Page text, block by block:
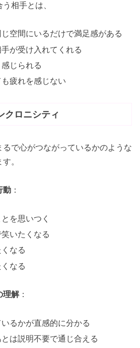
相手とは、
空間にいるだけで満足感がある
が受け入れてくれる
じられる
疲れを感じない
クロニシティ
るで心がつながっているかのような
。
動 ：
を思いつく
いたくなる
なる
なる
理解：
るかが直感的に分かる
は説明不要で通じ合える